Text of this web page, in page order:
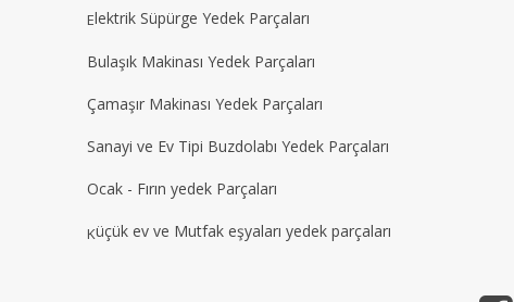
Elektrik Süpürge Yedek Parçaları
Bulaşık Makinası Yedek Parçaları
Çamaşır Makinası Yedek Parçaları
Sanayi ve Ev Tipi Buzdolabı Yedek Parçaları
Ocak - Fırın yedek Parçaları
Küçük ev ve Mutfak eşyaları yedek parçaları